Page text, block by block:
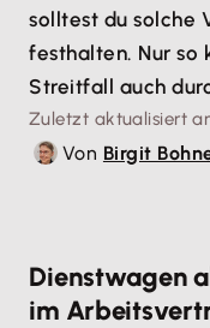
solltest du solche
festhalten. Nur so
Streitfall auch
Zuletzt aktualisiert
Von Birgit
Dienstwagen
im